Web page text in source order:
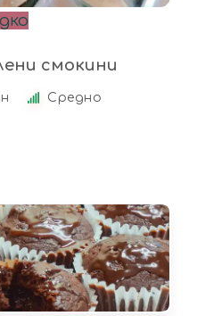
смокини
Средно